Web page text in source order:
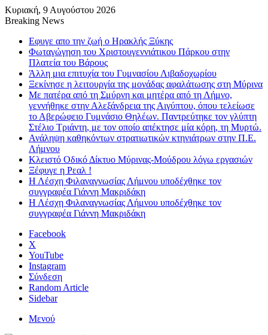
Κυριακή, 9 Αυγούστου 2026
Breaking News
Εφυγε απο την ζωή o Ηρακλής Ξύκης
Φωταγώγηση του Χριστουγεννιάτικου Πάρκου στην
Πλατεία του Βάρους
Άλλη μια επιτυχία του Γυμνασίου Λιβαδοχωρίου
Ξεκίνησε η λειτουργία της μονάδας αφαλάτωσης στη Μύρινα
Με πατέρα από τη Σμύρνη και μητέρα από τη Λήμνο,
γεννήθηκε στην Αλεξάνδρεια της Αιγύπτου, όπου τελείωσε
το Αβερώφειο Γυμνάσιο Θηλέων. Παντρεύτηκε τον γλύπτη
Στέλιο Τριάντη, με τον οποίο απέκτησε μία κόρη, τη Μυρτώ.
Ανάληψη καθηκόντων στρατιωτικών κτηνιάτρων στην Π.Ε.
Λήμνου
Κλειστό Οδικό Δίκτυο Μύρινας-Μούδρου λόγω εργασιών
Ξέφυγε η Ρεαλ !
Η Λέσχη Φιλαναγνωσίας Λήμνου υποδέχθηκε τον
συγγραφέα Γιάννη Μακριδάκη
Η Λέσχη Φιλαναγνωσίας Λήμνου υποδέχθηκε τον
συγγραφέα Γιάννη Μακριδάκη
Facebook
X
YouTube
Instagram
Σύνδεση
Random Article
Sidebar
Μενού